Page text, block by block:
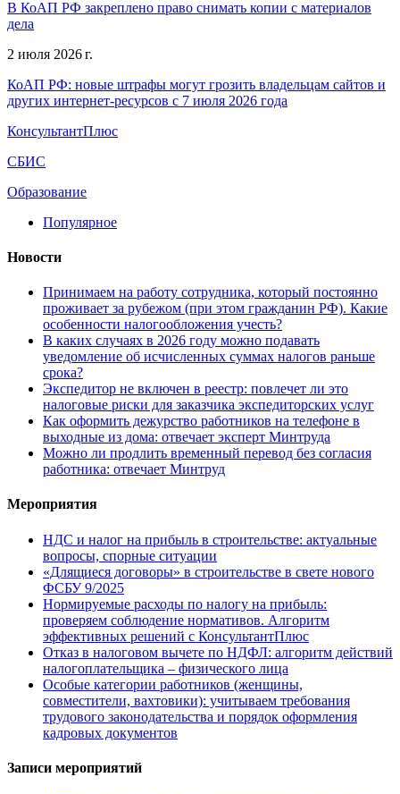
В КоАП РФ закреплено право снимать копии с материалов
дела
2 июля 2026 г.
КоАП РФ: новые штрафы могут грозить владельцам сайтов и
других интернет-ресурсов с 7 июля 2026 года
КонсультантПлюс
СБИС
Образование
Популярное
Новости
Принимаем на работу сотрудника, который постоянно
проживает за рубежом (при этом гражданин РФ). Какие
особенности налогообложения учесть?
В каких случаях в 2026 году можно подавать
уведомление об исчисленных суммах налогов раньше
срока?
Экспедитор не включен в реестр: повлечет ли это
налоговые риски для заказчика экспедиторских услуг
Как оформить дежурство работников на телефоне в
выходные из дома: отвечает эксперт Минтруда
Можно ли продлить временный перевод без согласия
работника: отвечает Минтруд
Мероприятия
НДС и налог на прибыль в строительстве: актуальные
вопросы, спорные ситуации
«Длящиеся договоры» в строительстве в свете нового
ФСБУ 9/2025
Нормируемые расходы по налогу на прибыль:
проверяем соблюдение нормативов. Алгоритм
эффективных решений с КонсультантПлюс
Отказ в налоговом вычете по НДФЛ: алгоритм действий
налогоплательщика – физического лица
Особые категории работников (женщины,
совместители, вахтовики): учитываем требования
трудового законодательства и порядок оформления
кадровых документов
Записи мероприятий